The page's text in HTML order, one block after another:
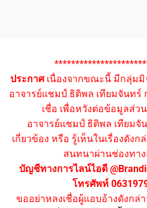
ประกาศเนื่องจากขณะนี้ มีกลุ่มมิ
อาจารย์แชมป์ ธิติพล เทียมจันทร์
เชื่อ เพื่อหวังต่อข้อมูลส่
อาจารย์แชมป์ ธิติพล เทียมจั
เกี่ยวข้อง หรือ รู้เห็นในเรื่องดัง
สนทนาผ่านช่องทา
บัญชีทางการไลน์ไอดี
โทรศัพท์
ขออย่าหลงเชื่อผู้แอบอ้างดังกล่